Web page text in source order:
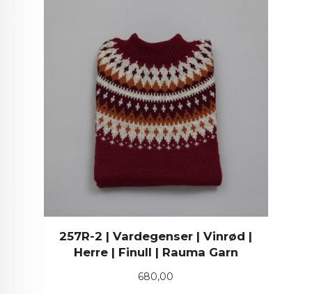
257R-2 | Vardegenser | Vinrød |
Herre | Finull | Rauma Garn
Pris
680,00